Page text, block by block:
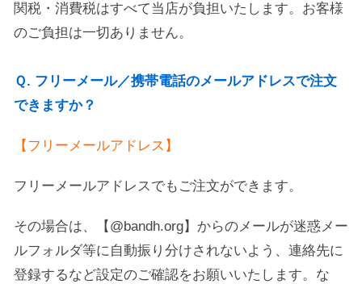
関税・消費税はすべて当店が負担いたします。お客様
のご負担は一切ありません。
Ｑ. フリーメール／携帯電話のメールアドレスで注文
できますか？
【フリーメールアドレス】
フリーメールアドレスでもご注文ができます。
その場合は、【@bandh.org】からのメールが迷惑メー
ルフォルダ等に自動振り分けされないよう、連絡先に
登録するなど設定のご確認をお願いいたします。な